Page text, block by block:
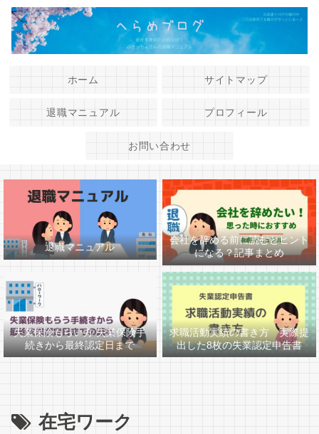
ホーム サイトマップ
退職マニュアル プロフィール
お問い合わせ
退職マニュアル
会社を辞める前に読むとヒント
になる？記事まとめ
失業保険もらい方 失業保険手
続きから最終認定日まで
求職活動実績の書き方 実際提
出した8枚の失業認定申告書
在宅ワーク